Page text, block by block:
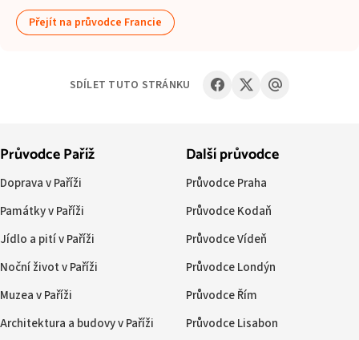
Přejít na průvodce Francie
SDÍLET TUTO STRÁNKU
Průvodce Paříž
Doprava v Paříži
Památky v Paříži
Jídlo a pití v Paříži
Noční život v Paříži
Muzea v Paříži
Architektura a budovy v Paříži
Další průvodce
Průvodce Praha
Průvodce Kodaň
Průvodce Vídeň
Průvodce Londýn
Průvodce Řím
Průvodce Lisabon